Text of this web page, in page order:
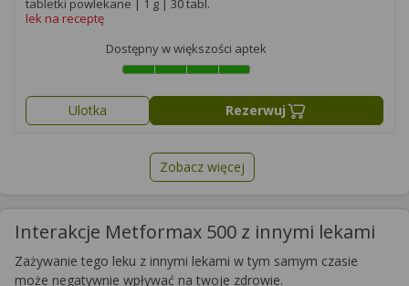
tabletki powlekane | 1 g | 30 tabl.
lek na receptę
Dostępny w większości aptek
Ulotka Rezerwuj
Zobacz więcej
Interakcje Metformax 500 z innymi lekami
Zażywanie tego leku z innymi lekami w tym samym czasie
może negatywnie wpływać na twoje zdrowie.